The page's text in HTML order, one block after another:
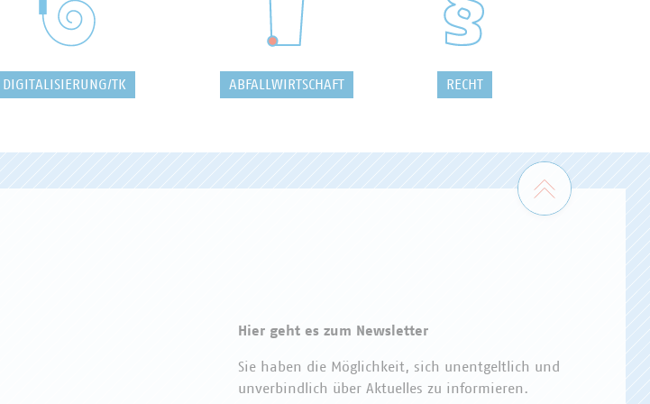
DIGITALISIERUNG/TK ABFALLWIRTSCHAFT RECHT
Zum
Hier geht es zum Newsletter
Sie haben die Möglichkeit, sich unentgeltlich und
unverbindlich über Aktuelles zu informieren.